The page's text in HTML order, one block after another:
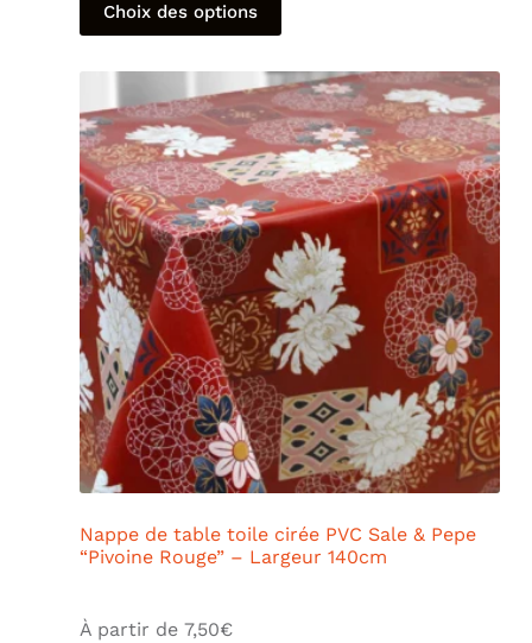
Choix des options
Nappe de table toile cirée PVC Sale & Pepe
“Pivoine Rouge” – Largeur 140cm
À partir de 7,50€